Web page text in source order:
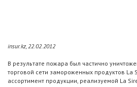
insur.kz, 22.02.2012
В результате пожара был частично
торговой сети замороженных продуктов La
ассортимент продукции, реализуемой La